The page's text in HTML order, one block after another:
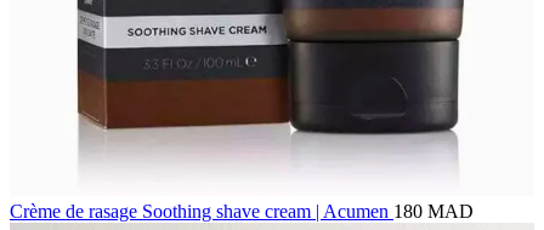
Crème de rasage Soothing shave cream | Acumen 180 MAD